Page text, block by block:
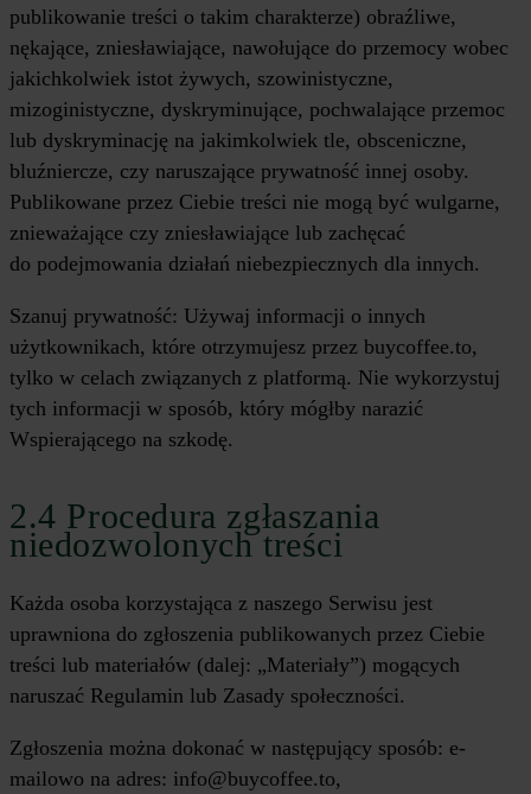
publikowanie treści o takim charakterze) obraźliwe,
nękające, zniesławiające, nawołujące do przemocy wobec
jakichkolwiek istot żywych, szowinistyczne,
mizoginistyczne, dyskryminujące, pochwalające przemoc
lub dyskryminację na jakimkolwiek tle, obsceniczne,
bluźniercze, czy naruszające prywatność innej osoby.
Publikowane przez Ciebie treści nie mogą być wulgarne,
znieważające czy zniesławiające lub zachęcać
do podejmowania działań niebezpiecznych dla innych.
Szanuj prywatność: Używaj informacji o innych
użytkownikach, które otrzymujesz przez buycoffee.to,
tylko w celach związanych z platformą. Nie wykorzystuj
tych informacji w sposób, który mógłby narazić
Wspierającego na szkodę.
2.4 Procedura zgłaszania
niedozwolonych treści
Każda osoba korzystająca z naszego Serwisu jest
uprawniona do zgłoszenia publikowanych przez Ciebie
treści lub materiałów (dalej: „Materiały”) mogących
naruszać Regulamin lub Zasady społeczności.
Zgłoszenia można dokonać w następujący sposób: e-
mailowo na adres: info@buycoffee.to,